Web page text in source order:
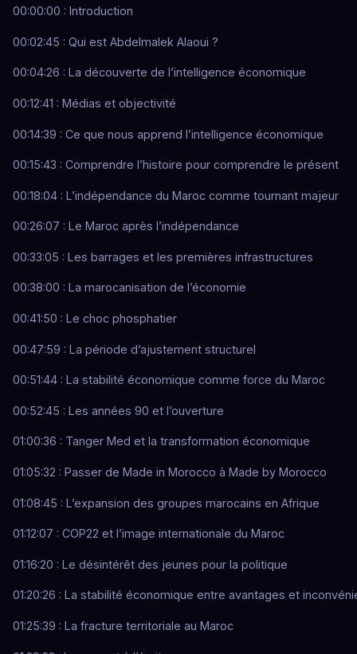
00:00:00 : Introduction
00:02:45 : Qui est Abdelmalek Alaoui ?
00:04:26 : La découverte de l’intelligence économique
00:12:41 : Médias et objectivité
00:14:39 : Ce que nous apprend l’intelligence économique
00:15:43 : Comprendre l’histoire pour comprendre le présent
00:18:04 : L’indépendance du Maroc comme tournant majeur
00:26:07 : Le Maroc après l’indépendance
00:33:05 : Les barrages et les premières infrastructures
00:38:00 : La marocanisation de l’économie
00:41:50 : Le choc phosphatier
00:47:59 : La période d’ajustement structurel
00:51:44 : La stabilité économique comme force du Maroc
00:52:45 : Les années 90 et l’ouverture
01:00:36 : Tanger Med et la transformation économique
01:05:32 : Passer de Made in Morocco à Made by Morocco
01:08:45 : L’expansion des groupes marocains en Afrique
01:12:07 : COP22 et l’image internationale du Maroc
01:16:20 : Le désintérêt des jeunes pour la politique
01:20:26 : La stabilité économique entre avantages et
01:25:39 : La fracture territoriale au Maroc